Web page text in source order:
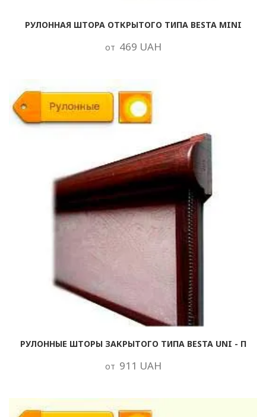
РУЛОННАЯ ШТОРА ОТКРЫТОГО ТИПА BESTA MINI
от 469 UAH
РУЛОННЫЕ ШТОРЫ ЗАКРЫТОГО ТИПА BESTA UNI - П
от 911 UAH